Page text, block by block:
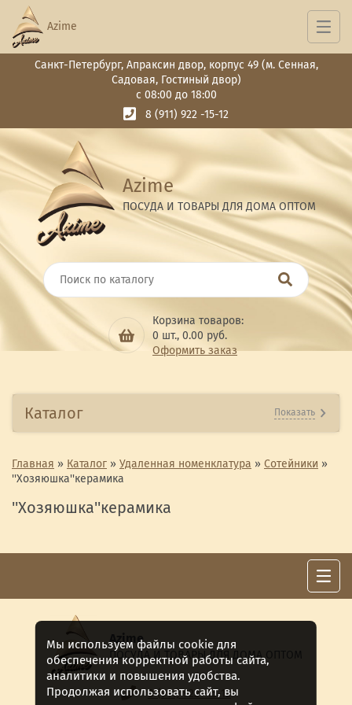
Санкт-Петербург, Апраксин двор, корпус 49 (м. Сенная,
Садовая, Гостиный двор)
с 08:00 до 18:00
8 (911) 922 -15-12
Azime
ПОСУДА И ТОВАРЫ ДЛЯ ДОМА ОПТОМ
Корзина товаров:
0 шт., 0.00 руб.
Оформить заказ
Azime
Каталог Показать
Главная » Каталог » Удаленная номенклатура » Сотейники »
''Хозяюшка''керамика
''Хозяюшка''керамика
Azime
ПОСУДА И ТОВАРЫ ДЛЯ ДОМА ОПТОМ
8 (911) 922 -15-12
Мы используем файлы cookie для
обеспечения корректной работы сайта,
аналитики и повышения удобства.
Продолжая использовать сайт, вы